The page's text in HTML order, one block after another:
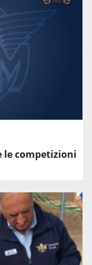
le competizioni